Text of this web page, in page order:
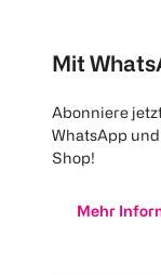
Mit
Abonniere
WhatsApp und
Shop!
Mehr